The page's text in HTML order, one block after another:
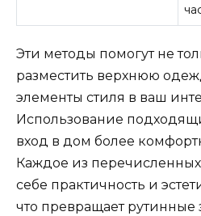
Эти методы помогут не
разместить верхнюю
элементы стиля в ваш
Использование
вход в дом более
Каждое из
себе практичность и
что превращает рутинные